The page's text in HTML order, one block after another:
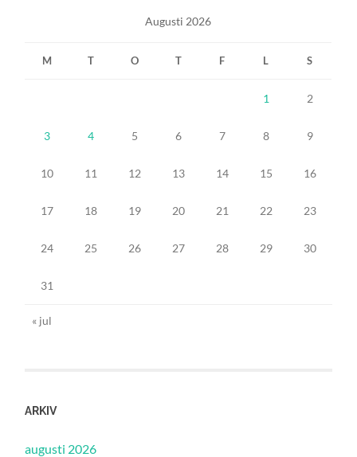
Augusti 2026
M T O T F L S
1 2
3 4 5 6 7 8 9
10 11 12 13 14 15 16
17 18 19 20 21 22 23
24 25 26 27 28 29 30
31
« jul
ARKIV
augusti 2026